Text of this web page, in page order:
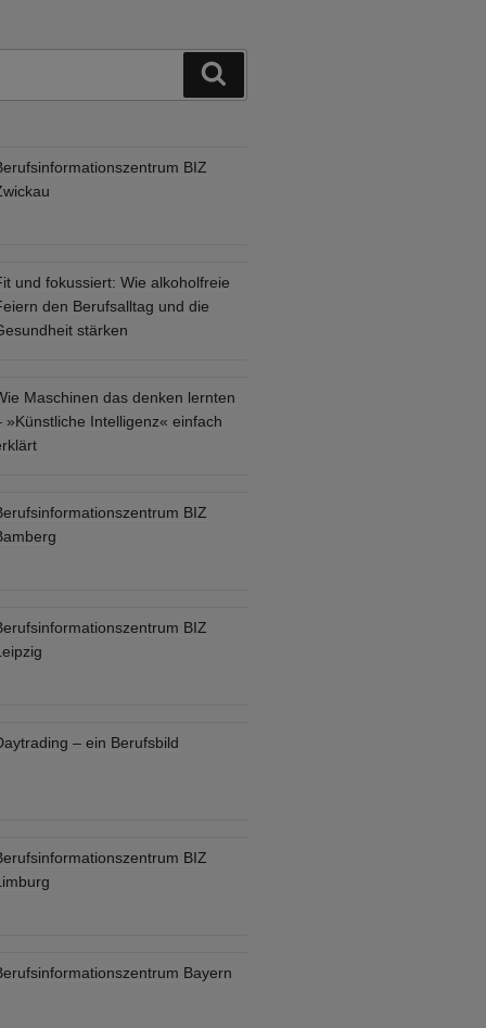
BIZ
und fokussiert: Wie alkoholfreie
den Berufsalltag und die
stärken
Maschinen das denken lernten
»Künstliche Intelligenz« einfach
BIZ
BIZ
– ein Berufsbild
BIZ
Bayern